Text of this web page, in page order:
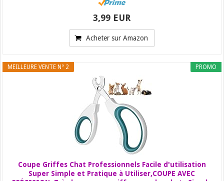
3,99 EUR
Acheter sur Amazon
PROMO
MEILLEURE VENTE N° 2
Coupe Griffes Chat Professionnels Facile d'utilisation
Super Simple et Pratique à Utiliser,COUPE AVEC